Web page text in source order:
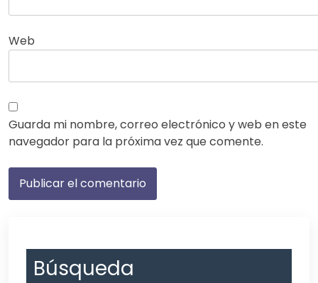
Web
Guarda mi nombre, correo electrónico y web en este
navegador para la próxima vez que comente.
Búsqueda